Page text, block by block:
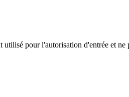
pour l'autorisation d'entrée et ne